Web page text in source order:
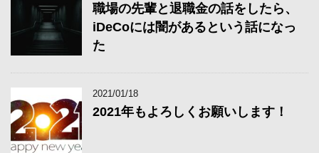
職場の先輩と退職金の話をしたら、
iDeCoには闇があるという話になっ
た
2021/01/18
2021年もよろしくお願いします！